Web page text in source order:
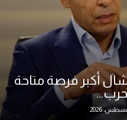
أكبر فرصة متاحة